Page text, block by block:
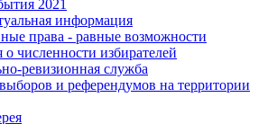
2021
информация
права - равные возможности
о численности избирателей
ревизионная служба
и референдумов на территории